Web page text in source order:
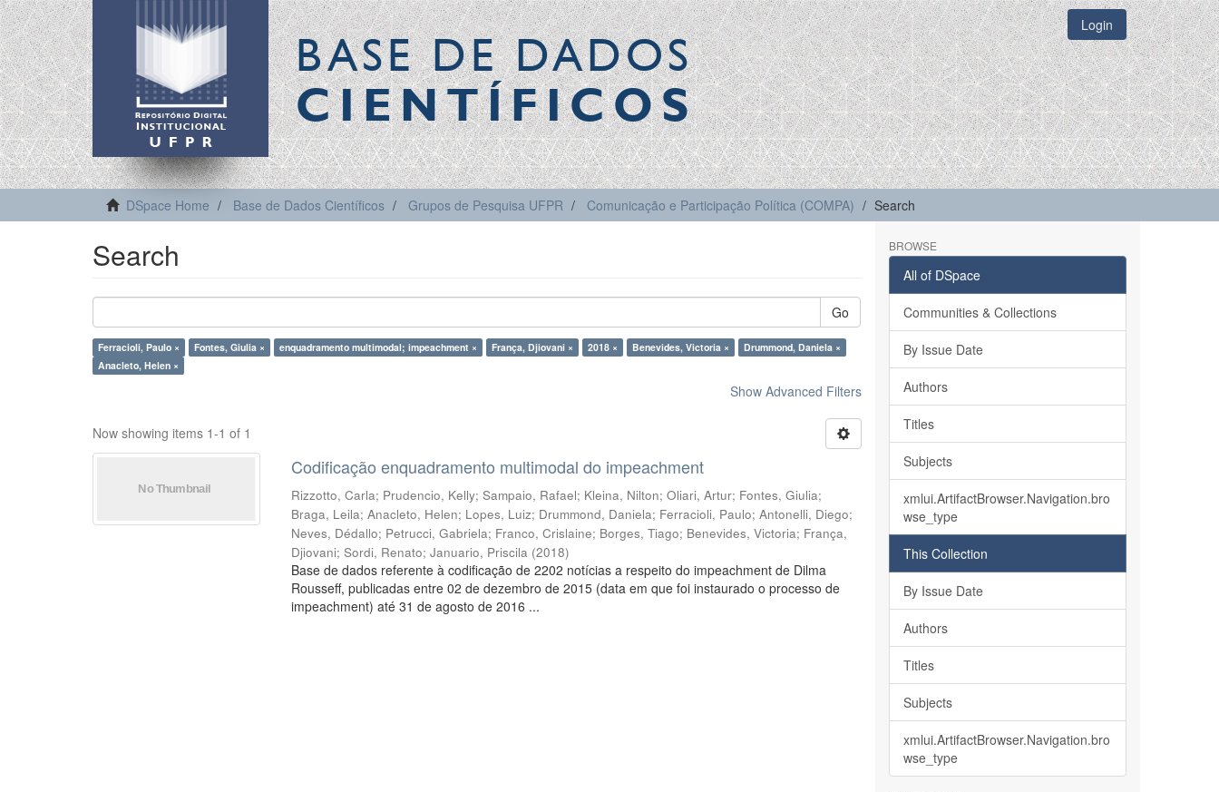
BASE DE DADOS
CIENTÍFICOS
Login
DSpace Home Base de Dados Científicos Grupos de Pesquisa UFPR Comunicação e Participação Política (COMPA) Search
Search
Go
Ferracioli, Paulo × Fontes, Giulia × enquadramento multimodal; impeachment × França, Djiovani × 2018 × Benevides, Victoria ×
Drummond, Daniela ×
Anacleto, Helen ×
Show Advanced Filters
Now showing items 1-1 of 1
Codificação enquadramento multimodal do impeachment
Rizzotto, Carla; Prudencio, Kelly;Sampaio, Rafael; Kleina, Nilton;Oliari, Artur; Fontes, Giulia;
Braga, Leila;Anacleto, Helen; Lopes, Luiz; Drummond, Daniela; Ferracioli, Paulo;Antonelli, Diego;
Neves, Dédallo; Petrucci, Gabriela; Franco, Crislaine; Borges, Tiago; Benevides, Victoria; França,
Djiovani;Sordi, Renato;Januario, Priscila (2018)
Base de dados referente à codificação de 2202 notícias a respeito do impeachment de Dilma
Rousseff, publicadas entre 02 de dezembro de 2015 (data em que foi instaurado o processo de
impeachment) até 31 de agosto de 2016 ...
BROWSE
All of DSpace
Communities & Collections
By Issue Date
Authors
Titles
Subjects
xmlui.ArtifactBrowser.Navigation.bro
wse_type
This Collection
By Issue Date
Authors
Titles
Subjects
xmlui.ArtifactBrowser.Navigation.bro
wse_type